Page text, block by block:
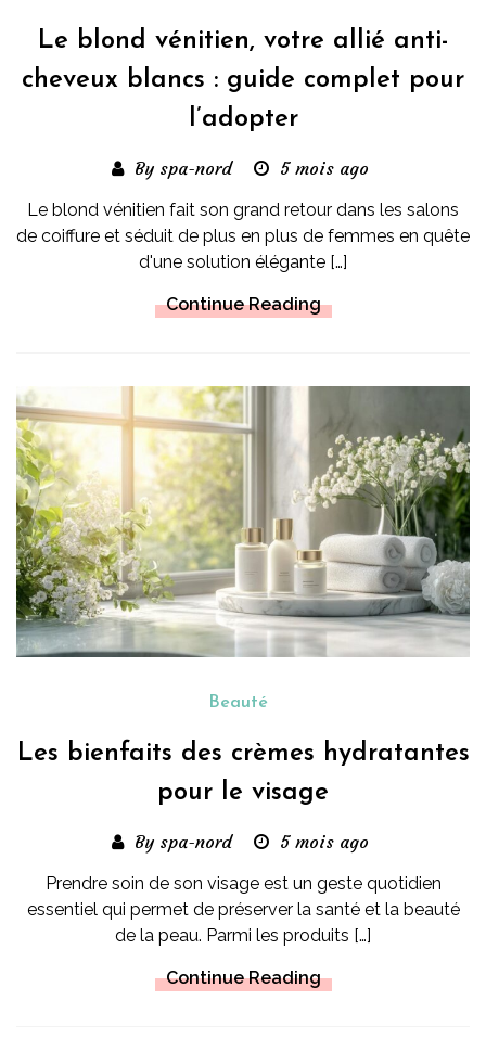
Le blond vénitien, votre allié anti-
cheveux blancs : guide complet pour
l’adopter
By spa-nord 5 mois ago
Le blond vénitien fait son grand retour dans les salons
de coiffure et séduit de plus en plus de femmes en quête
d'une solution élégante […]
Continue Reading
Beauté
Les bienfaits des crèmes hydratantes
pour le visage
By spa-nord 5 mois ago
Prendre soin de son visage est un geste quotidien
essentiel qui permet de préserver la santé et la beauté
de la peau. Parmi les produits […]
Continue Reading